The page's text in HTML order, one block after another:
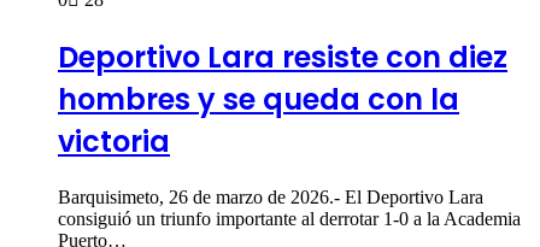
Deportivo Lara resiste con diez
hombres y se queda con la
victoria
Barquisimeto, 26 de marzo de 2026.- El Deportivo Lara
consiguió un triunfo importante al derrotar 1-0 a la Academia
Puerto…